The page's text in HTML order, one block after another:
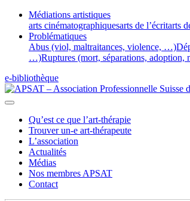
Médiations artistiques
arts cinématographiquesarts de l’écritarts
Problématiques
Abus (viol, maltraitances, violence, …)
…)Ruptures (mort, séparations,
e-bibliothèque
Qu’est ce que l’art-thérapie
Trouver un-e art-thérapeute
L’association
Actualités
Médias
Nos membres APSAT
Contact